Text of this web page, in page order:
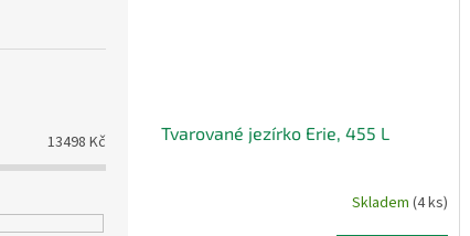
13498 Kč Tvarované jezírko Erie, 455 L
Skladem (4 ks)